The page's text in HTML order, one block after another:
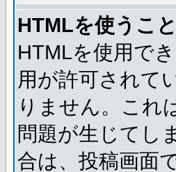
HTMLを使うこ
HTMLを使用で
用が許可されて
りません。これ
問題が生じてし
合は、投稿画面